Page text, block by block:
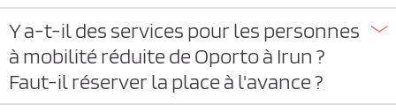
Y a-t-il des services pour les personnes
à mobilité réduite de Oporto à Irun ?
Faut-il réserver la place à l'avance ?